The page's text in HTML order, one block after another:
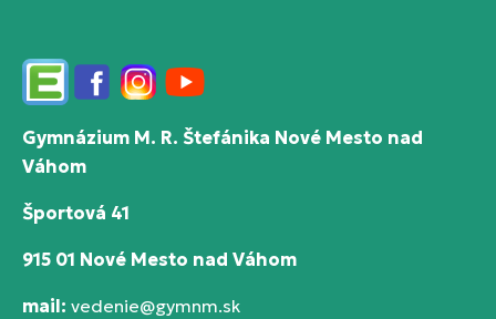
EdupageFacebookInstagram
YouTube
Gymnázium M. R. Štefánika Nové Mesto nad
Váhom
Športová 41
915 01 Nové Mesto nad Váhom
mail: vedenie@gymnm.sk